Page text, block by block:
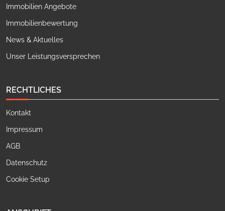
Immobilien Angebote
Immobilienbewertung
News & Aktuelles
Unser Leistungsversprechen
RECHTLICHES
Kontakt
Impressum
AGB
Datenschutz
Cookie Setup